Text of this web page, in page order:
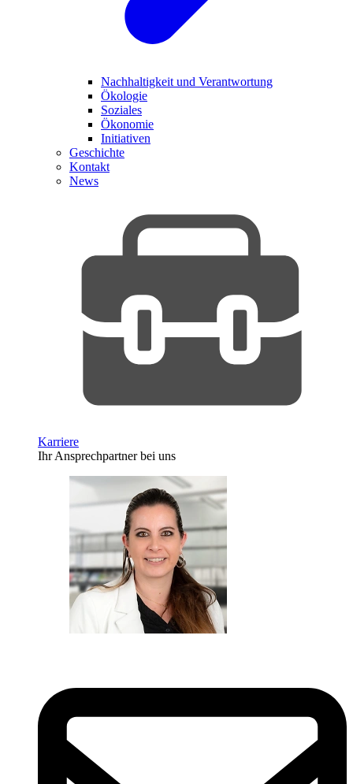
Nachhaltigkeit und Verantwortung
Ökologie
Soziales
Ökonomie
Initiativen
Geschichte
Kontakt
News
Karriere
Ihr Ansprechpartner bei uns